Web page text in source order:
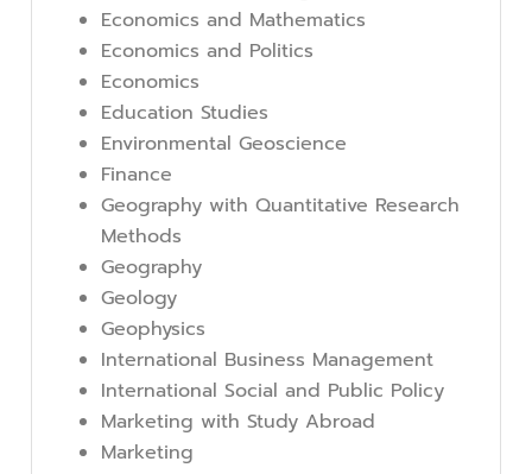
Economics and Mathematics
Economics and Politics
Economics
Education Studies
Environmental Geoscience
Finance
Geography with Quantitative Research
Methods
Geography
Geology
Geophysics
International Business Management
International Social and Public Policy
Marketing with Study Abroad
Marketing